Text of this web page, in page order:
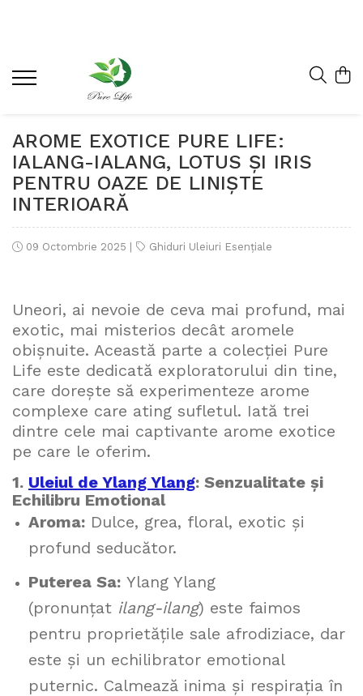
AROME EXOTICE PURE LIFE:
IALANG-IALANG, LOTUS ȘI IRIS
PENTRU OAZE DE LINIȘTE
INTERIOARĂ
09 Octombrie 2025 Ghiduri Uleiuri Esențiale
Uneori, ai nevoie de ceva mai profund, mai
exotic, mai misterios decât aromele
obișnuite. Această parte a colecției Pure
Life este dedicată exploratorului din tine,
care dorește să experimenteze arome
complexe care ating sufletul. Iată trei
dintre cele mai captivante arome exotice
pe care le oferim.
1. Uleiul de Ylang Ylang: Senzualitate și
Echilibru Emotional
Aroma: Dulce, grea, floral, exotic și
profund seducător.
Puterea Sa: Ylang Ylang
(pronunțat ilang-ilang) este faimos
pentru proprietățile sale afrodiziace, dar
este și un echilibrator emotional
puternic. Calmează inima și respirația în